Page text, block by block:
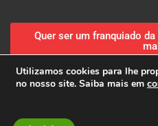
Quer ser um franquiado
Política de Privacidade|Política de
Utilizamos cookies para lhe
no nosso site. Saiba mais em